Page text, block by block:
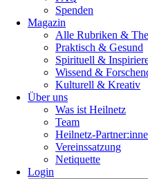
Spenden
Magazin
Alle Rubriken &
Praktisch & Gesund
Spirituell &
Wissend &
Kulturell & Kreativ
Über uns
Was ist Heilnetz
Team
Heilnetz-
Vereinssatzung
Netiquette
Login